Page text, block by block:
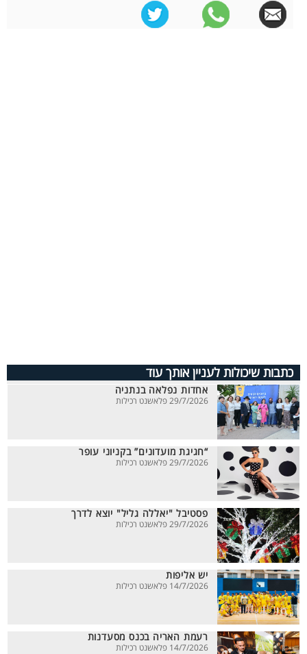
כתבות שיכולות לעניין אותך עוד
אחדות נפלאה בנתניה
29/7/2026 פלאשנט רכילות
“חגיגת מועדונים” בקניוני עופר
29/7/2026 פלאשנט רכילות
פסטיבל "יאללה גליל" יוצא לדרך
29/7/2026 פלאשנט רכילות
יש אליפות
14/7/2026 פלאשנט רכילות
רעמת האריה בכנס מסעדנות
14/7/2026 פלאשנט רכילות